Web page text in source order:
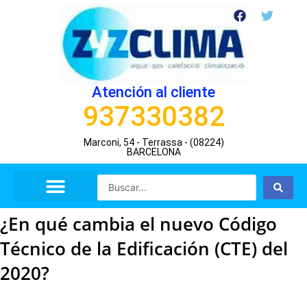
F
a
c
e
b
o
T
w
Atención al cliente
937330382
Marconi, 54 - Terrassa - (08224)
BARCELONA
Search
¿En qué cambia el nuevo Código
Técnico de la Edificación (CTE) del
2020?